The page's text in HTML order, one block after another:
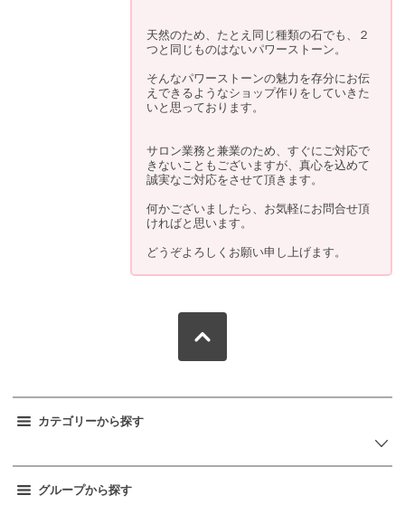
天然のため、たとえ同じ種類の石でも、２
つと同じものはないパワーストーン。
そんなパワーストーンの魅力を存分にお伝
えできるようなショップ作りをしていきた
いと思っております。
サロン業務と兼業のため、すぐにご対応で
きないこともございますが、真心を込めて
誠実なご対応をさせて頂きます。
何かございましたら、お気軽にお問合せ頂
ければと思います。
どうぞよろしくお願い申し上げます。
カテゴリーから探す
グループから探す